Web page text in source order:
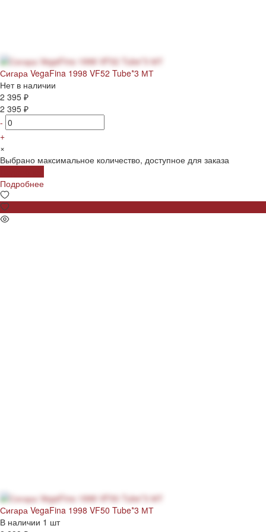
Сигара VegaFina 1998 VF52 Tube*3 МТ
Нет в наличии
2 395 ₽
2 395 ₽
-
+
×
Выбрано максимальное количество, доступное для заказа
Подробнее
Сигара VegaFina 1998 VF50 Tube*3 МТ
В наличии 1 шт